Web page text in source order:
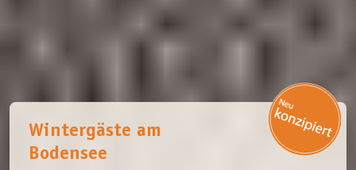
Wintergäste am
Bodensee